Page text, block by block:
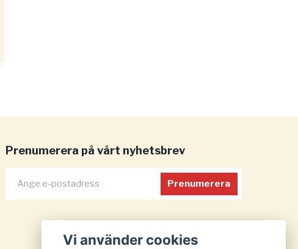
Prenumerera på vårt nyhetsbrev
Prenumerera
Vi använder cookies